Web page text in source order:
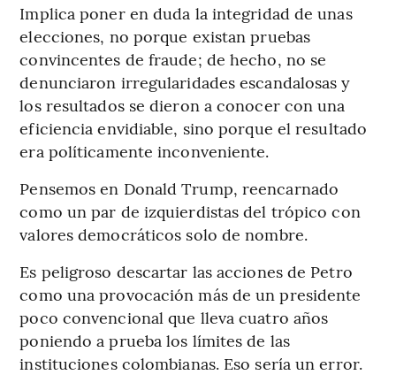
Implica poner en duda la integridad de unas
elecciones, no porque existan pruebas
convincentes de fraude; de hecho, no se
denunciaron irregularidades escandalosas y
los resultados se dieron a conocer con una
eficiencia envidiable, sino porque el resultado
era políticamente inconveniente.
Pensemos en Donald Trump, reencarnado
como un par de izquierdistas del trópico con
valores democráticos solo de nombre.
Es peligroso descartar las acciones de Petro
como una provocación más de un presidente
poco convencional que lleva cuatro años
poniendo a prueba los límites de las
instituciones colombianas. Eso sería un error.